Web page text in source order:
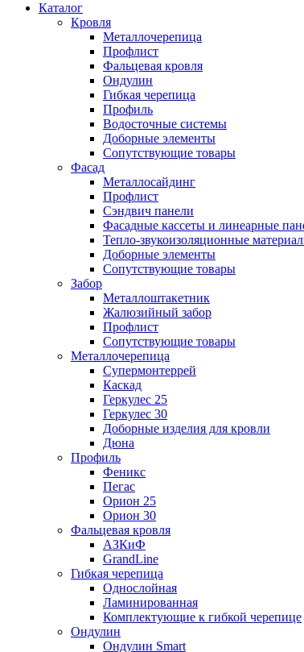
Каталог
Кровля
Металлочерепица
Профлист
Фальцевая кровля
Ондулин
Гибкая черепица
Профиль
Водосточные системы
Доборные элементы
Сопутствующие товары
Фасад
Металлосайдинг
Профлист
Сэндвич панели
Фасадные кассеты и линеарные
Тепло-звукоизоляционные
Доборные элементы
Сопутствующие товары
Забор
Металлоштакетник
Жалюзийный забор
Профлист
Сопутствующие товары
Металлочерепица
Супермонтеррей
Каскад
Геркулес 25
Геркулес 30
Доборные изделия для кровли
Дюна
Профиль
Феникс
Пегас
Орион 25
Орион 30
Фальцевая кровля
АЗКиФ
GrandLine
Гибкая черепица
Однослойная
Ламинированная
Комплектующие к гибкой черепице
Ондулин
Ондулин Smart